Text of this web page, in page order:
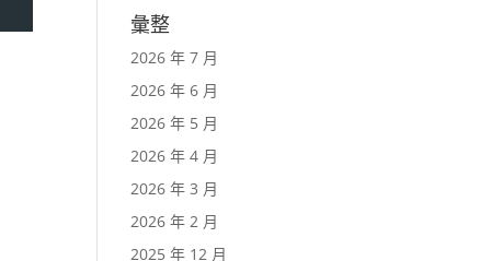
彙整
2026 年 7 月
2026 年 6 月
2026 年 5 月
2026 年 4 月
2026 年 3 月
2026 年 2 月
2025 年 12 月